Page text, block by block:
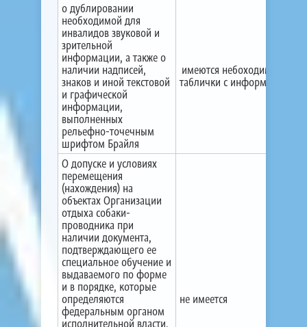
о дублировании
необходимой для
инвалидов звуковой и
зрительной
информации, а также о
наличии надписей,
знаков и иной текстовой
и графической
информации,
выполненных
рельефно-точечным
шрифтом Брайля
имеются небоходимые
таблички с информацией
О допуске и условиях
перемещения
(нахождения) на
объектах Организации
отдыха собаки-
проводника при
наличии документа,
подтверждающего ее
специальное обучение и
выдаваемого по форме
и в порядке, которые
определяются
федеральным органом
исполнительной власти,
не имеется